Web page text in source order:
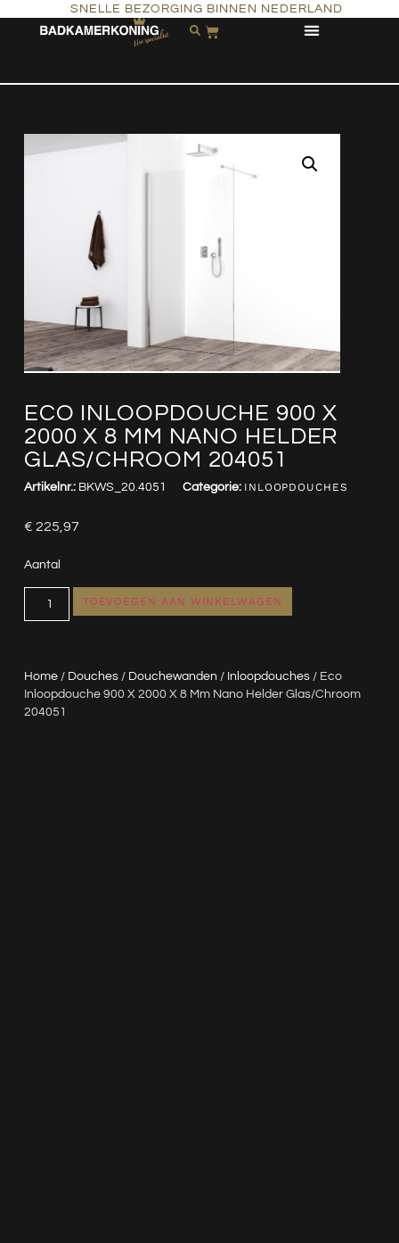
SNELLE BEZORGING BINNEN NEDERLAND
ECO INLOOPDOUCHE 900 X
2000 X 8 MM NANO HELDER
GLAS/CHROOM 204051
Home/ Douches/ Douchewanden / Inloopdouches/ Eco
Inloopdouche 900 X 2000 X 8 Mm Nano Helder Glas/chroom
204051
Artikelnr.: BKWS_20.4051 Categorie: INLOOPDOUCHES
€ 225,97
Aantal
TOEVOEGEN AAN WINKELWAGEN